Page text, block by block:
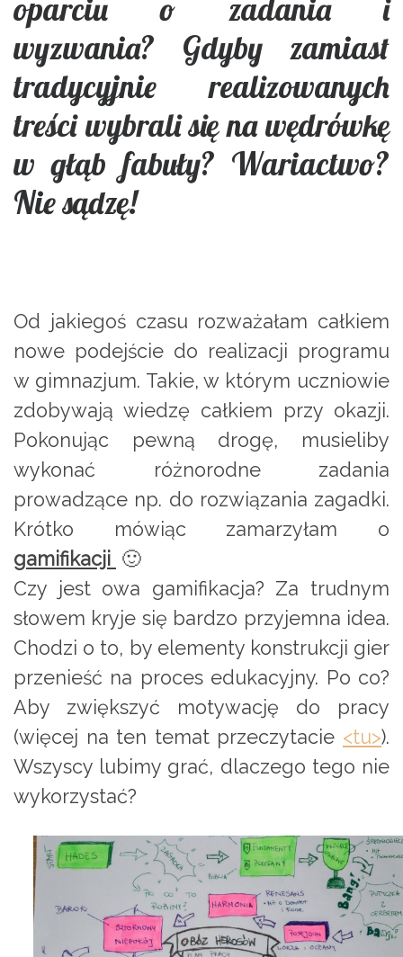
oparciu o zadania i
wyzwania? Gdyby zamiast
tradycyjnie realizowanych
treści wybrali się na wędrówkę
w głąb fabuły? Wariactwo?
Nie sądzę!
Od jakiegoś czasu rozważałam całkiem
nowe podejście do realizacji programu
w gimnazjum. Takie, w którym uczniowie
zdobywają wiedzę całkiem przy okazji.
Pokonując pewną drogę, musieliby
wykonać różnorodne zadania
prowadzące np. do rozwiązania zagadki.
Krótko mówiąc zamarzyłam o
gamifikacji 🙂
Czy jest owa gamifikacja? Za trudnym
słowem kryje się bardzo przyjemna idea.
Chodzi o to, by elementy konstrukcji gier
przenieść na proces edukacyjny. Po co?
Aby zwiększyć motywację do pracy
(więcej na ten temat przeczytacie <tu>).
Wszyscy lubimy grać, dlaczego tego nie
wykorzystać?